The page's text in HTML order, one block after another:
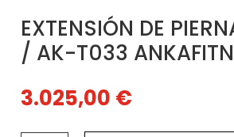
EXTENSIÓN DE
/ AK-T033
3.025,00 €